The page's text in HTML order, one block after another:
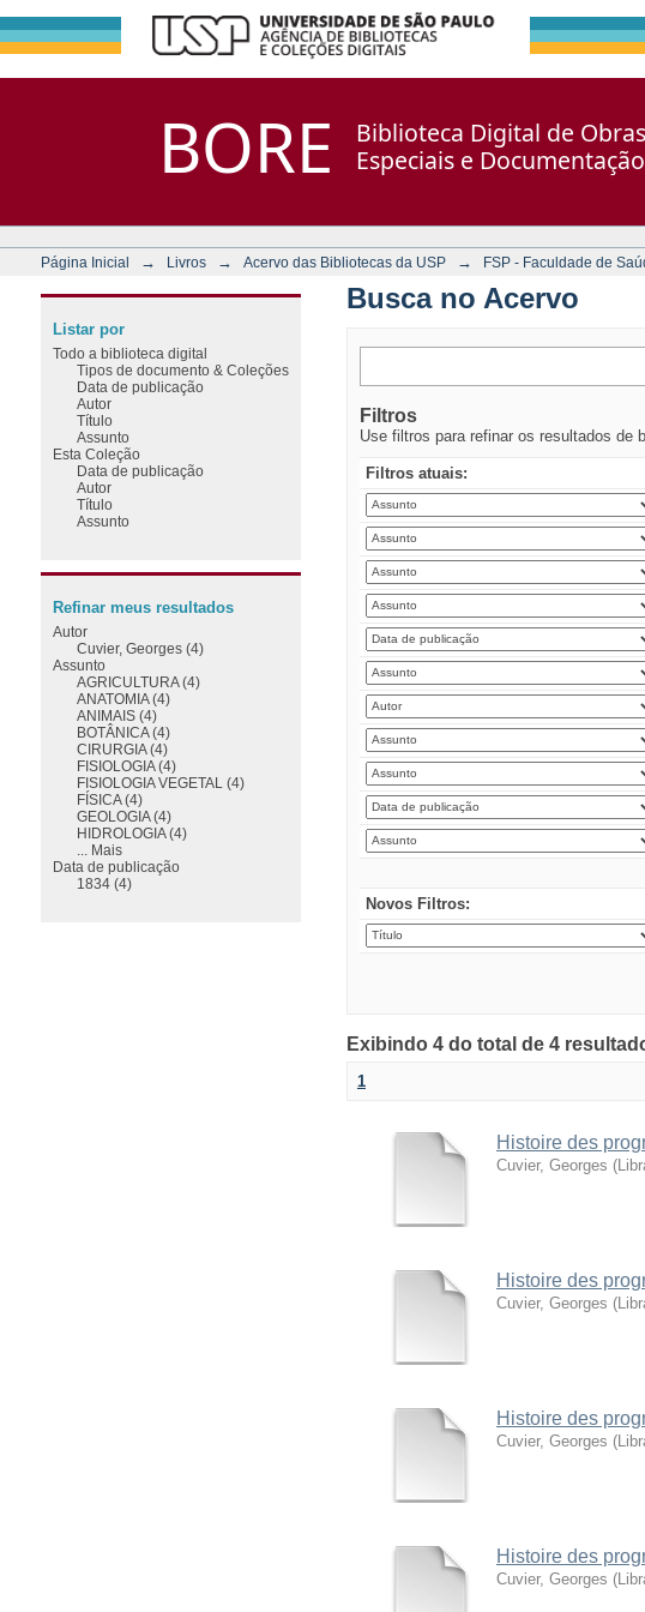
BORE
Biblioteca Digital de
Especiais e
Página Inicial → Livros → Acervo das Bibliotecas da USP → FSP - Faculdade de
Busca no Acervo
Filtros
Use filtros para refinar os resultados de
Filtros atuais:
Novos Filtros:
Exibindo 4 do total de 4
1
Histoire des
Cuvier, Georges (
Histoire des
Cuvier, Georges (
Histoire des
Cuvier, Georges (
Histoire des
Cuvier, Georges (
Listar por
Todo a biblioteca digital
Tipos de documento & Coleções
Data de publicação
Autor
Título
Assunto
Esta Coleção
Data de publicação
Autor
Título
Assunto
Refinar meus resultados
Autor
Cuvier, Georges (4)
Assunto
AGRICULTURA (4)
ANATOMIA (4)
ANIMAIS (4)
BOTÂNICA (4)
CIRURGIA (4)
FISIOLOGIA (4)
FISIOLOGIA VEGETAL (4)
FÍSICA (4)
GEOLOGIA (4)
HIDROLOGIA (4)
... Mais
Data de publicação
1834 (4)